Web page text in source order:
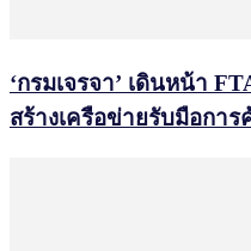
‘กรมเจรจา’ เดินหน้า
สร้างเครือข่ายรับมือการ